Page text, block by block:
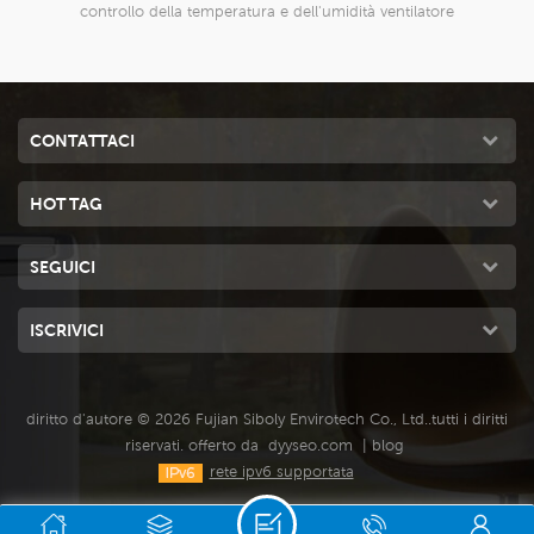
applicazioni interne ed esterne, commerciali e
CONTATTACI
HOT TAG
SEGUICI
ISCRIVICI
diritto d'autore © 2026 Fujian Siboly Envirotech Co., Ltd..tutti i diritti
riservati. offerto da dyyseo.com
blog
rete ipv6 supportata